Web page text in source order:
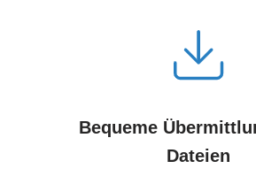
Bequeme
Dateien